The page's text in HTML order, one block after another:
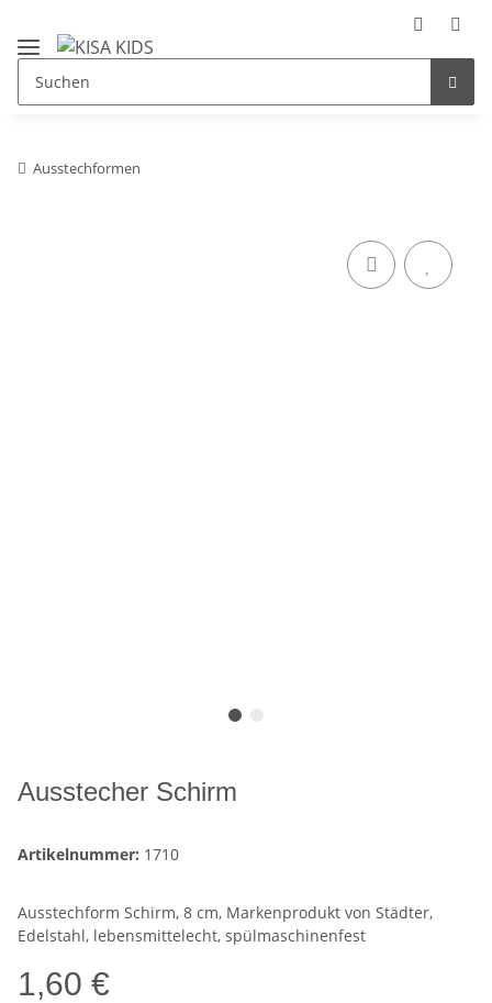
Ausstechformen
Ausstecher Schirm
Artikelnummer: 1710
Ausstechform Schirm, 8 cm, Markenprodukt von Städter,
Edelstahl, lebensmittelecht, spülmaschinenfest
1,60 €